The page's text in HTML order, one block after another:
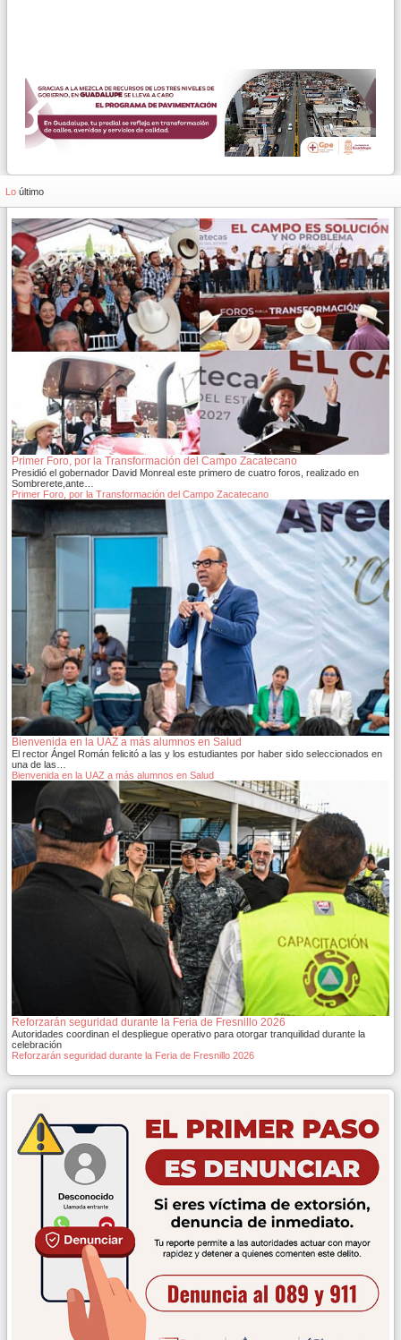
Lo último
Primer Foro, por la Transformación del Campo Zacatecano
Presidió el gobernador David Monreal este primero de cuatro foros, realizado en
Sombrerete,ante…
Primer Foro, por la Transformación del Campo Zacatecano
Bienvenida en la UAZ a más alumnos en Salud
El rector Ángel Román felicitó a las y los estudiantes por haber sido seleccionados en
una de las…
Bienvenida en la UAZ a más alumnos en Salud
Reforzarán seguridad durante la Feria de Fresnillo 2026
Autoridades coordinan el despliegue operativo para otorgar tranquilidad durante la
celebración
Reforzarán seguridad durante la Feria de Fresnillo 2026